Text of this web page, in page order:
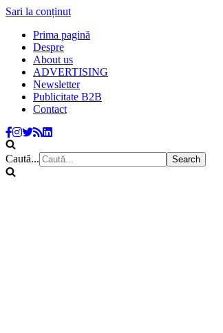
Sari la conținut
Prima pagină
Despre
About us
ADVERTISING
Newsletter
Publicitate B2B
Contact
Caută...